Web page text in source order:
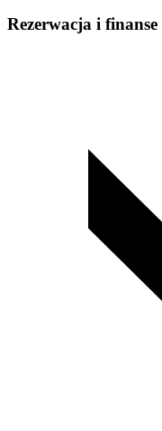
Rezerwacja i finanse